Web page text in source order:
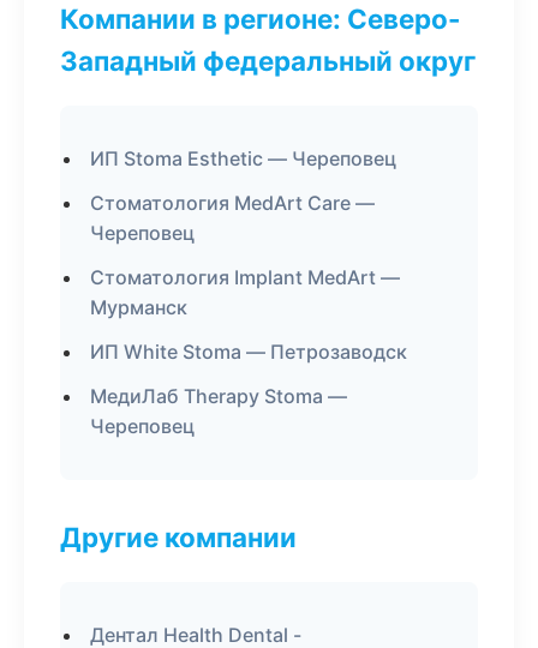
Компании в регионе: Северо-
Западный федеральный округ
ИП Stoma Esthetic — Череповец
Стоматология MedArt Care —
Череповец
Стоматология Implant MedArt —
Мурманск
ИП White Stoma — Петрозаводск
МедиЛаб Therapy Stoma —
Череповец
Другие компании
Дентал Health Dental -